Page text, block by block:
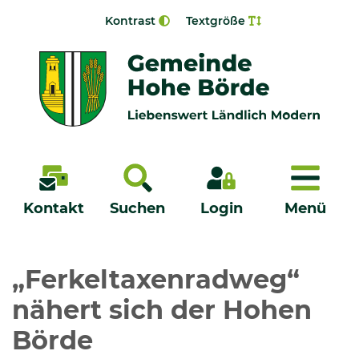
Kontrast Textgröße
Kontakt Suchen Login Menü
Menü
Bürgerservice - Onlinedienste
„Ferkeltaxenradweg“
nähert sich der Hohen
Börde